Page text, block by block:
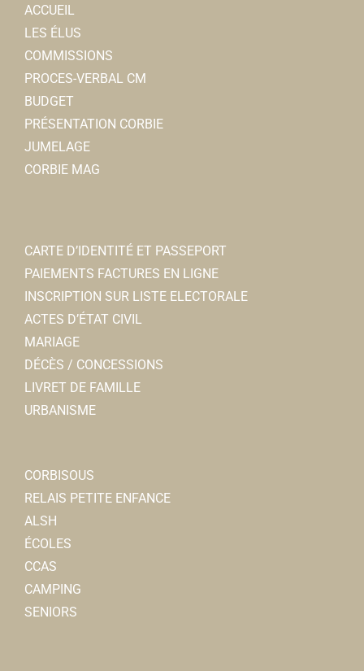
ACCUEIL
LES ÉLUS
COMMISSIONS
PROCES-VERBAL CM
BUDGET
PRÉSENTATION CORBIE
JUMELAGE
CORBIE MAG
CARTE D’IDENTITÉ ET PASSEPORT
PAIEMENTS FACTURES EN LIGNE
INSCRIPTION SUR LISTE ELECTORALE
ACTES D’ÉTAT CIVIL
MARIAGE
DÉCÈS / CONCESSIONS
LIVRET DE FAMILLE
URBANISME
CORBISOUS
RELAIS PETITE ENFANCE
ALSH
ÉCOLES
CCAS
CAMPING
SENIORS